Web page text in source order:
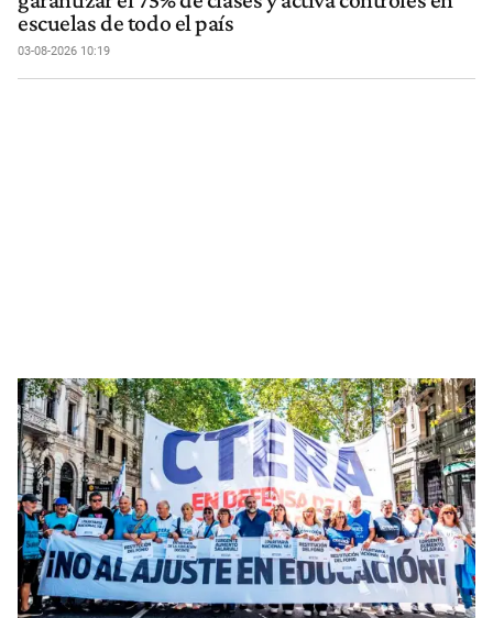
escuelas de todo el país
03-08-2026 10:19